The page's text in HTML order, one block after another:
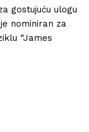
gostujuću ulogu
nominiran za
“James